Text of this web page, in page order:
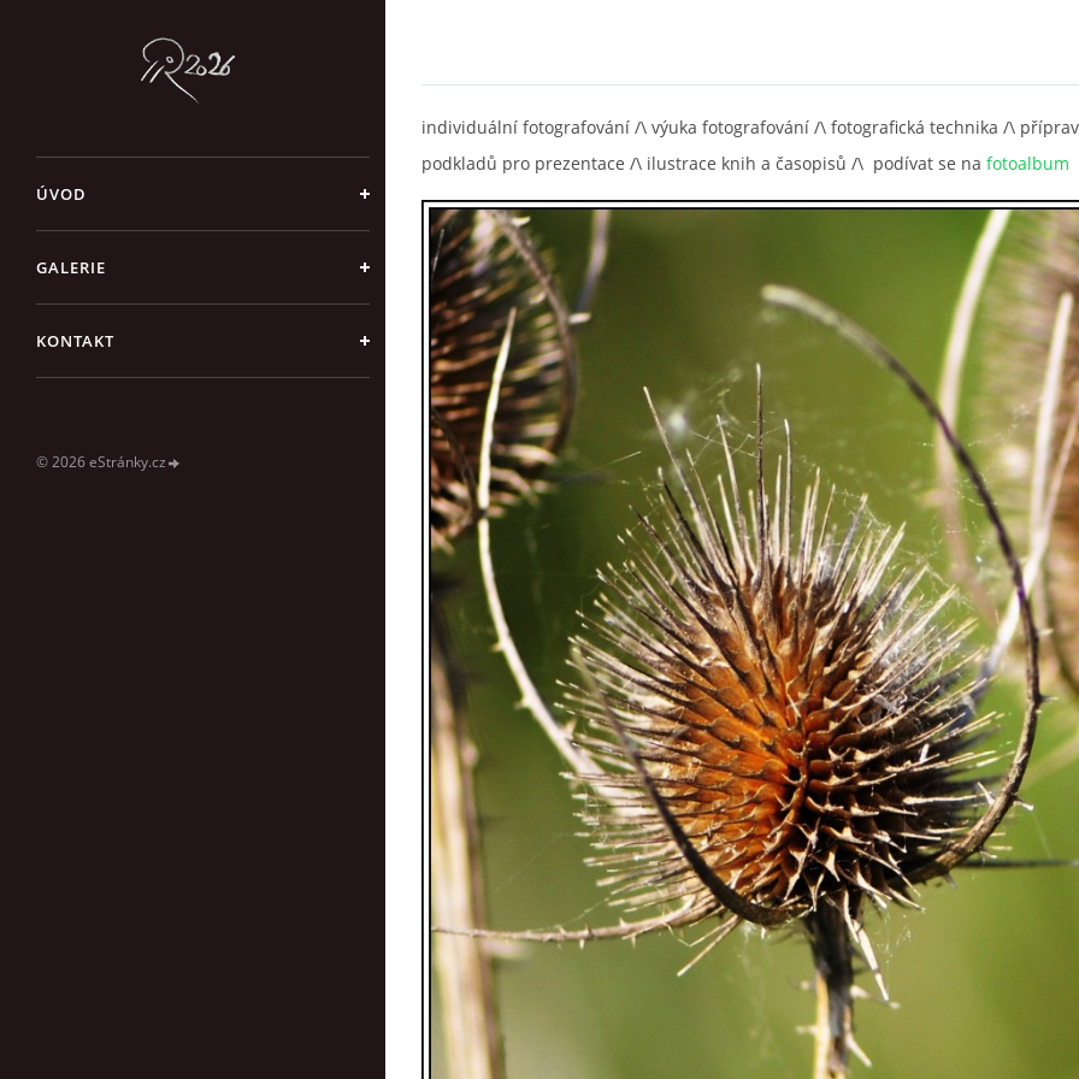
ÚVOD
GALERIE
KONTAKT
© 2026 eStránky.cz
individuální fotografování /\ výuka fotografování /\ fotografická technika /\
podkladů pro prezentace /\ ilustrace knih a časopisů /\ podívat se na fotoalbum